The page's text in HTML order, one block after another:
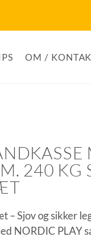
OM /
240 KG
– Sjov og sikker
NORDIC PLAY